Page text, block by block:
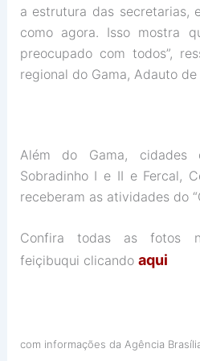
a estrutura das secretarias,
como agora. Isso mostra
preocupado com todos”,
regional do Gama, Adauto
Além do Gama, cidades
Sobradinho I e II e Fercal,
receberam as atividades do
Confira todas as fotos
feiçibuqui clicando aqui
com informações da Agência